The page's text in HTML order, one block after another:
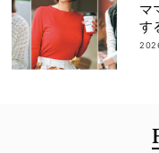
マ
す
全